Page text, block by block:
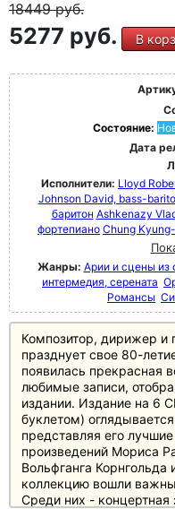
18449руб.
5277 руб. В
Состояние:
Дата
Исполнители: Lloyd
Johnson David, bass-
баритон Ashkenazy
фортепиано Chung
Жанры: Арии и сцены из
интермедия, серената
Романсы
Композитор, дирижер и
празднует свое 80-
появилась прекрасная
любимые записи,
издании. Издание на 6
буклетом)
представляя его
произведений Мориса
Вольфганга
коллекцию вошли
Среди них -